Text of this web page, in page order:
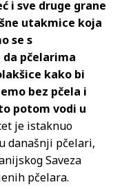
i sve druge grane
utakmice koja
se s
pčelarima
kako bi
bez pčela i
potom vodi u
je istaknuo
današnji pčelari,
Saveza
pčelara.